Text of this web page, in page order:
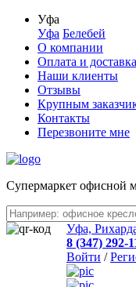
Уфа
Уфа Белебей
О компании
Оплата и доставка
Наши клиенты
Отзывы
Крупным
Контакты
Перезвоните мне
Cупермаркет офисной
Уфа,
8 (347) 292-
Войти /